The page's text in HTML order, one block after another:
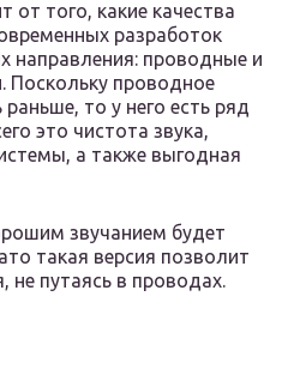
от того, какие качества
разработок
направления: проводные и
Поскольку проводное
то у него есть ряд
это чистота звука,
а также выгодная
звучанием будет
такая версия позволит
не путаясь в проводах.